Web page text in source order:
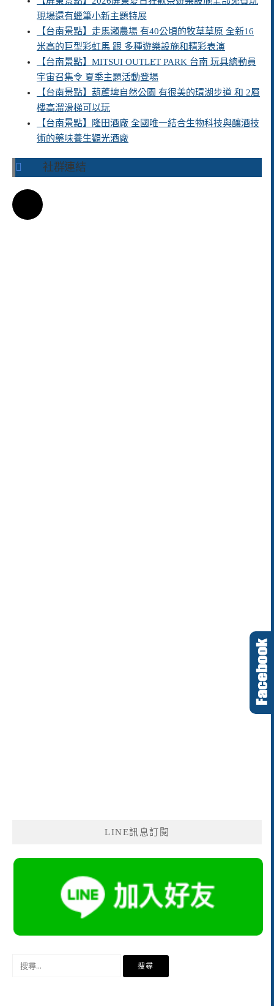
現場還有蠟筆小新主題特展
【台南景點】走馬瀨農場 有40公頃的牧草草原 全新16
米高的巨型彩虹馬 跟 多種遊樂設施和精彩表演
【台南景點】MITSUI OUTLET PARK 台南 玩具總動員
宇宙召集令 夏季主題活動登場
【台南景點】葫蘆埤自然公園 有很美的環湖步道 和 2層
樓高溜滑梯可以玩
【台南景點】隆田酒廠 全國唯一結合生物科技與釀酒技
術的藥味養生觀光酒廠
社群連結
LINE訊息訂閱